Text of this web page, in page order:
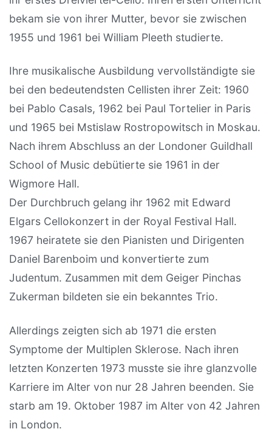
bekam sie von ihrer Mutter, bevor sie zwischen
1955 und 1961 bei William Pleeth studierte.
Ihre musikalische Ausbildung vervollständigte sie
bei den bedeutendsten Cellisten ihrer Zeit: 1960
bei Pablo Casals, 1962 bei Paul Tortelier in Paris
und 1965 bei Mstislaw Rostropowitsch in Moskau.
Nach ihrem Abschluss an der Londoner Guildhall
School of Music debütierte sie 1961 in der
Wigmore Hall.
Der Durchbruch gelang ihr 1962 mit Edward
Elgars Cellokonzert in der Royal Festival Hall.
1967 heiratete sie den Pianisten und Dirigenten
Daniel Barenboim und konvertierte zum
Judentum. Zusammen mit dem Geiger Pinchas
Zukerman bildeten sie ein bekanntes Trio.
Allerdings zeigten sich ab 1971 die ersten
Symptome der Multiplen Sklerose. Nach ihren
letzten Konzerten 1973 musste sie ihre glanzvolle
Karriere im Alter von nur 28 Jahren beenden. Sie
starb am 19. Oktober 1987 im Alter von 42 Jahren
in London.